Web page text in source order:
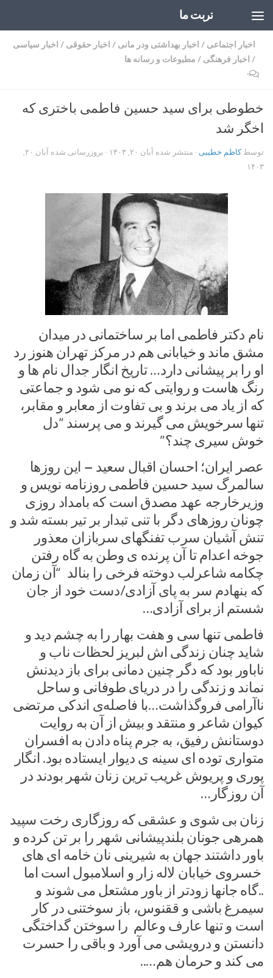
تربت ما
اخبار اجتماعی / اخبار بهداشتی ودر مانی / اخبار حقوقی / اخبار سیاسی
/ اخبار فرهنگی / مطبوعات و رسانه ها
۰
خطوطی برای سید حسین فاطمی باختری که
اخگر شد
توسطکاظم خطیبی · منتشر شده آبان ۲۰, ۱۴۰۳ · بروزرسانی شده
آبان ۲۰,
۱۴۰۳
نام دکتر فاطمی اما بر ساختمانی در میدان
مشق ماند و خیابانی هم در مرکز تهران هنوز رد
او را بر پیشانی دارد… تاریخ انگار جدال نام ها و
رنگ هاست و روایتی که نو می شود و جماعتی
که از یاد می برند و بی تفاوت از معابر و مقابر،
تنها سرخویش می گیرند و می پرسند “دل
خوش سیری چند؟”
عصر ایران؛ احسان اقبال سعید – این روزها
سالمرگ سید حسین فاطمی روزنامه نویس و
وزیرخارجه عهد مصدق است که بامداد روزی
چونان روزهای دگر با تنی تبدار بر تیر بسته شد و
تنش آشیان سرب تفنگهای سربازان معذور
جوخه اعدام تا آن پرنده ی وطن به گاه رفتن
چکامه شاعرلب دوخته فرخی را بنالد “آن زمان
که بنهادم سر به پای آزادی/دست خود از جان
شستم از برای آزادی…
فاطمی تنها سی و هفت بهار را به چشم دید و
شاید چنان زندگی اش لبریز لحظات ناب و
ناباور بود که دگر چنین دمانی برای باز دیدنش
نماند و زندگی را در دریای طوفانی و ساحل
ناآرامی فروگذاشت…با فاصله‌ی اندکی مرتضی
کیوان شاعر و منتقد و بیش از آن به روایت
دوستانش رفیق، به جرم پناه دادن به افسران
متواری توده ای سینه ی دیوار ایستاده بود. انگار
پوری و پریوش غریب ترین زنان شهر بودند در
آن روزگار…
زنان بی شوی و عشقی که روزگاری رخت سپید
همرهی جونان بلند‌پیشانی شهر را بر تن کرده و
باور داشتند جهان به شیرینی نان خامه ای های
خسروی خیابان لاله زار و اسلامبول است اما
..گاه جانها زودتر از باور مشتعل می شوند و
سیمرغ باشی و ققنوس، باز سوختنی در کار
است و تنها عارف وعالم را سوختن گداختگی
دانستن و درویشی می آورد و باقی را حسرت
می کند و حرمان هم…..